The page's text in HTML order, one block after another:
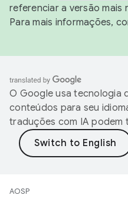
referenciar a versão mais
Para mais informações,
O Google usa tecnologia
conteúdos para seu
traduções com IA podem
AOSP